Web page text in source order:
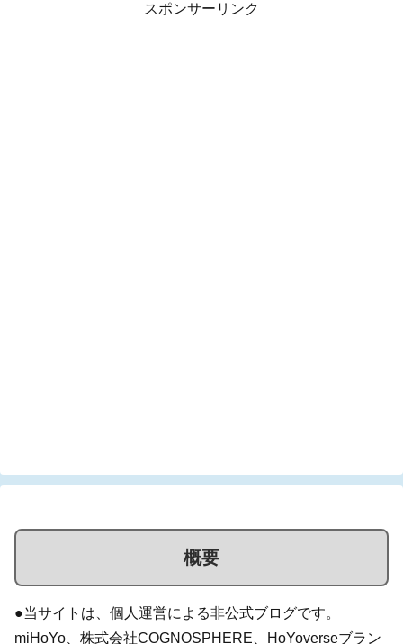
スポンサーリンク
概要
●当サイトは、個人運営による非公式ブログです。
miHoYo、株式会社COGNOSPHERE、HoYoverseブラン